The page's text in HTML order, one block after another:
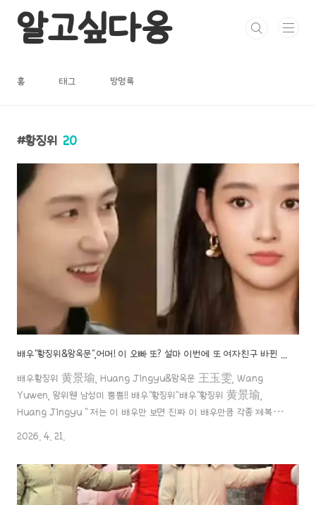
알고싶다옹
홈 태그 방명록
황징위 20
배우황징위 黄景瑜, Huang Jingyu&왕옥문 王玉雯, Wang
Yuwen, 왕위웬 남성미 뿜뿜!! 배우“황징위”배우"황징위 黄景瑜,
Huang Jingyu " 저는 이 배우만 보면 진짜 이 배우만큼 각종 제복이
잘 어울리도 배우도 없을 거라 생각이 들 정도로세상 남자!! 남성미가 물
우"왕옥문"배우 "왕옥문" 王玉雯, Wang Yuwen 길쭉길쭉하죠..ㅎㅎ
하늘하늘한 가녀린 몸매 속에 강인감이 느껴지는 배우. 왕옥문 배우에
대해서 오늘은 포스팅을 해보려고 해요! 저는 이 배우만 왕자기 배우만
2026. 4. 21.